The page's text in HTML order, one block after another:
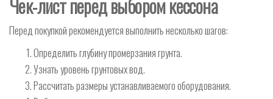
Чек-лист перед выбором кессона
Перед покупкой рекомендуется выполнить несколько шагов:
Определить глубину промерзания грунта.
Узнать уровень грунтовых вод.
Рассчитать размеры устанавливаемого оборудования.